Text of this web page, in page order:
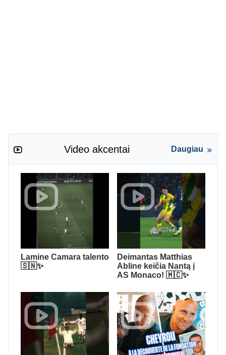
Video akcentai Daugiau
Lamine Camara talento
🇸🇳✨
Deimantas Matthias
Abline keičia Nantą į
AS Monaco! 🇲🇨✨